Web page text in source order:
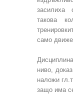
засилиха
такова
само
ниво,
наложи
защо има